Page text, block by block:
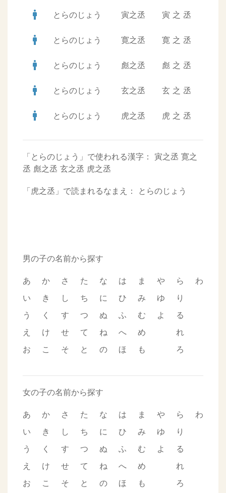
man とらのじょう 寅之丞 寅 之 丞
man とらのじょう 寛之丞 寛 之 丞
man とらのじょう 彪之丞 彪 之 丞
man とらのじょう 玄之丞 玄 之 丞
man とらのじょう 虎之丞 虎 之 丞
「とらのじょう」で使われる漢字： 寅之丞 寛之
丞 彪之丞 玄之丞 虎之丞
「虎之丞」で読まれるなまえ： とらのじょう
男の子の名前から探す
あ
い
う
え
お
か
き
く
け
こ
さ
し
す
せ
そ
た
ち
つ
て
と
な
に
ぬ
ね
の
は
ひ
ふ
へ
ほ
ま
み
む
め
も
や
ゆ
よ
ら
り
る
れ
ろ
わ
女の子の名前から探す
あ
い
う
え
お
か
き
く
け
こ
さ
し
す
せ
そ
た
ち
つ
て
と
な
に
ぬ
ね
の
は
ひ
ふ
へ
ほ
ま
み
む
め
も
や
ゆ
よ
ら
り
る
れ
ろ
わ